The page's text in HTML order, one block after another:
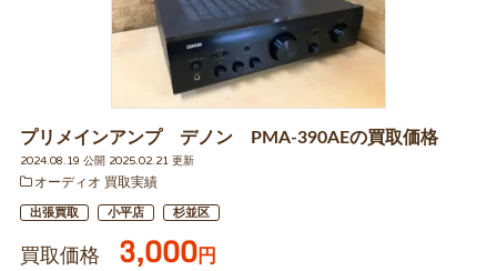
プリメインアンプ デノン PMA-390AEの買取価格
2024.08.19 公開 2025.02.21 更新
オーディオ 買取実績
出張買取 小平店 杉並区
買取価格 3,000円